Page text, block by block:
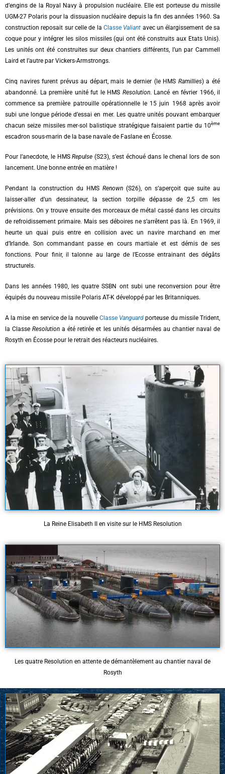
d’engins de la Royal Navy à propulsion nucléaire. Elle est porteuse du missile
UGM-27 Polaris pour la dissuasion nucléaire depuis la fin des années 1960. Sa
construction reposait sur celle de la Classe Valiant avec un élargissement de sa
coque pour y intégrer les silos missiles (qui ont été construits aux Etats Unis).
Les unités ont été construites sur deux chantiers différents, l’un par Cammell
Laird et l’autre par Vickers-Armstrongs.
Cinq navires furent prévus au départ, mais le dernier (le HMS Ramillies) a été
abandonné. La première unité fut le HMS Resolution. Lancé en février 1966, il
commence sa première patrouille opérationnelle le 15 juin 1968 après avoir
subi une longue période d’essai en mer. Les quatre unités pouvant embarquer
chacun seize missiles mer-sol balistique stratégique faisaient partie du 10ème
escadron sous-marin de la base navale de Faslane en Écosse.
Pour l’anecdote, le HMSRepulse (S23), s’est échoué dans le chenal lors de son
lancement. Une bonne entrée en matière !
Pendant la construction du HMS Renown (S26), on s’aperçoit que suite au
laisser-aller d’un dessinateur, la section torpille dépasse de 2,5 cm les
prévisions. On y trouve ensuite des morceaux de métal cassé dans les circuits
de refroidissement primaire. Mais ses déboires ne s’arrêtent pas là. En 1969, il
heurte un quai puis entre en collision avec un navire marchand en mer
d’Irlande. Son commandant passe en cours martiale et est démis de ses
fonctions. Pour finir, il talonne au large de l’Ecosse entrainant des dégâts
structurels.
Dans les années 1980, les quatre SSBN ont subi une reconversion pour être
équipés du nouveau missile Polaris AT-K développé par les Britanniques.
A la mise en service de la nouvelle Classe Vanguard porteuse du missile Trident,
la ClasseResolution a été retirée et les unités désarmées au chantier naval de
Rosyth en Écosse pour le retrait des réacteurs nucléaires.
La Reine Elisabeth II en visite sur le HMS Resolution
Les quatre Resolution en attente de démantèlement au chantier naval de
Rosyth